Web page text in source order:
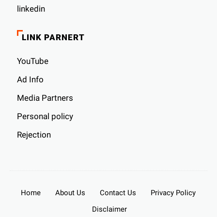
linkedin
LINK PARNERT
YouTube
Ad Info
Media Partners
Personal policy
Rejection
Home About Us Contact Us
Privacy Policy
Disclaimer